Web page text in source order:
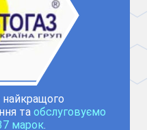
найкращого
та обслуговуємо
марок.